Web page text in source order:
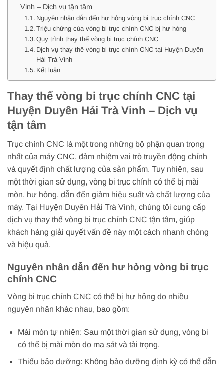
Vinh – Dịch vụ tận tâm
Nguyên nhân dẫn đến hư hỏng vòng bi trục chính CNC
Triệu chứng của vòng bi trục chính CNC bị hư hỏng
Quy trình thay thế vòng bi trục chính CNC
Dịch vụ thay thế vòng bi trục chính CNC tại Huyện Duyên
Hải Trà Vinh
Kết luận
Thay thế vòng bi trục chính CNC tại
Huyện Duyên Hải Trà Vinh – Dịch vụ
tận tâm
Trục chính CNC là một trong những bộ phận quan trọng
nhất của máy CNC, đảm nhiệm vai trò truyền động chính
và quyết định chất lượng của sản phẩm. Tuy nhiên, sau
một thời gian sử dụng, vòng bi trục chính có thể bị mài
mòn, hư hỏng, dẫn đến giảm hiệu suất và chất lượng của
máy. Tại Huyện Duyên Hải Trà Vinh, chúng tôi cung cấp
dịch vụ thay thế vòng bi trục chính CNC tận tâm, giúp
khách hàng giải quyết vấn đề này một cách nhanh chóng
và hiệu quả.
Nguyên nhân dẫn đến hư hỏng vòng bi trục
chính CNC
Vòng bi trục chính CNC có thể bị hư hỏng do nhiều
nguyên nhân khác nhau, bao gồm:
Mài mòn tự nhiên: Sau một thời gian sử dụng, vòng bi
có thể bị mài mòn do ma sát và tải trọng.
Thiếu bảo dưỡng: Không bảo dưỡng định kỳ có thể dẫn